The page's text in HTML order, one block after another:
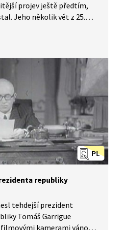
projev ještě předtím,
Jeho několik vět z 25.
PL
republiky
tehdejší prezident
Tomáš Garrigue
kamerami vánoční